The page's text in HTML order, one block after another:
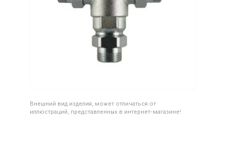
Внешний вид изделия, может отличаться от
иллюстраций, представленных в интернет-магазине!